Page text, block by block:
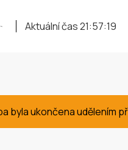
Aktuální čas21:57:20
byla ukončena udělením